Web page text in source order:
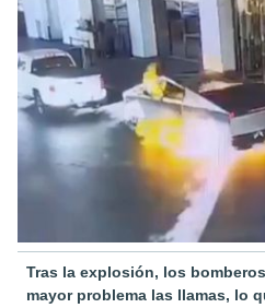
Tras la explosión, los
mayor problema las llamas, lo